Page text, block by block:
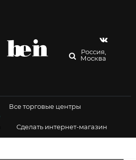
Россия,
Москва
Все торговые центры
Сделать интернет-магазин